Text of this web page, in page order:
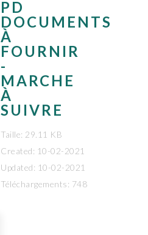
PD
DOCUMENTS
À
FOURNIR
-
MARCHE
À
SUIVRE
Taille: 29.11 KB
Created: 10-02-2021
Updated: 10-02-2021
Téléchargements: 748